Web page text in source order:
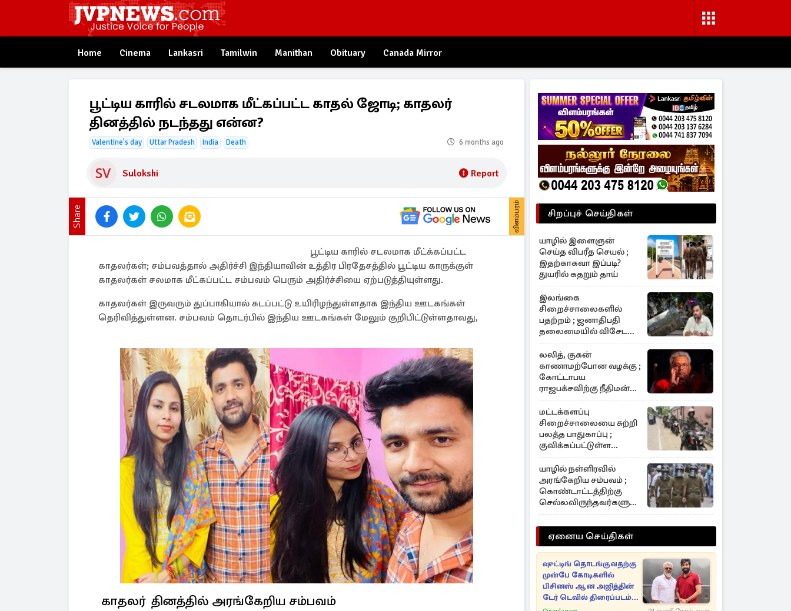
Home Cinema Lankasri Tamilwin Manithan Obituary Canada Mirror
பூட்டிய காரில் சடலமாக மீட்கப்பட்ட காதல் ஜோடி; காதலர்
தினத்தில் நடந்தது என்ன?
Valentine's day Uttar Pradesh India Death 6 months ago
Sulokshi Report
Share விளம்பரம்
பூட்டிய காரில் சடலமாக மீட்க்கப்பட்ட
காதலர்கள்; சம்பவத்தால் அதிர்ச்சி இந்தியாவின் உத்திர பிரதேசத்தில் பூட்டிய காருக்குள்
காதலர்கள் சலமாக மீட்கப்பட்ட சம்பவம் பெரும் அதிர்ச்சியை ஏற்படுத்தியுள்ளது.
காதலர்கள் இருவரும் துப்பாகியால் சுடப்பட்டு உயிரிழந்துள்ளதாக இந்திய ஊடகங்கள்
தெரிவித்துள்ளன. சம்பவம் தொடர்பில் இந்திய ஊடகங்கள் மேலும் குறிபிட்டுள்ளதாவது,
காதலர் தினத்தில் அரங்கேறிய சம்பவம்
சிறப்புச் செய்திகள்
யாழில் இளைஞன்
செய்த விபரீத செயல் ;
இதற்காகவா இப்படி?
துயரில் கதறும் தாய்
இலங்கை
சிறைச்சாலைகளில்
பதற்றம் ; ஜனாதிபதி
தலைமையில் விசேட
கூட்டம்
லலித், குகன்
காணாமற்போன வழக்கு ;
கோட்டாபய
ராஜபக்சவிற்கு நீதிமன்ற
பிறப்பித்த முக்கிய
உத்தரவு
மட்டக்களப்பு
சிறைச்சாலையை சுற்றி
பலத்த பாதுகாப்பு ;
குவிக்கப்பட்டுள்ள
அதிகாரிகள்
யாழில் நள்ளிரவில்
அரங்கேறிய சம்பவம் ;
கொண்டாட்டத்திற்கு
செல்லவிருந்தவர்களுக்கு
காத்திருந்த அதிர்ச்சி
ஏனைய செய்திகள்
ஷுட்டிங் தொடங்குவதற்கு
முன்பே கோடிகளில்
பிசினஸ் ஆன அஜித்தின்
டேர் டெவில் திரைப்படம்...